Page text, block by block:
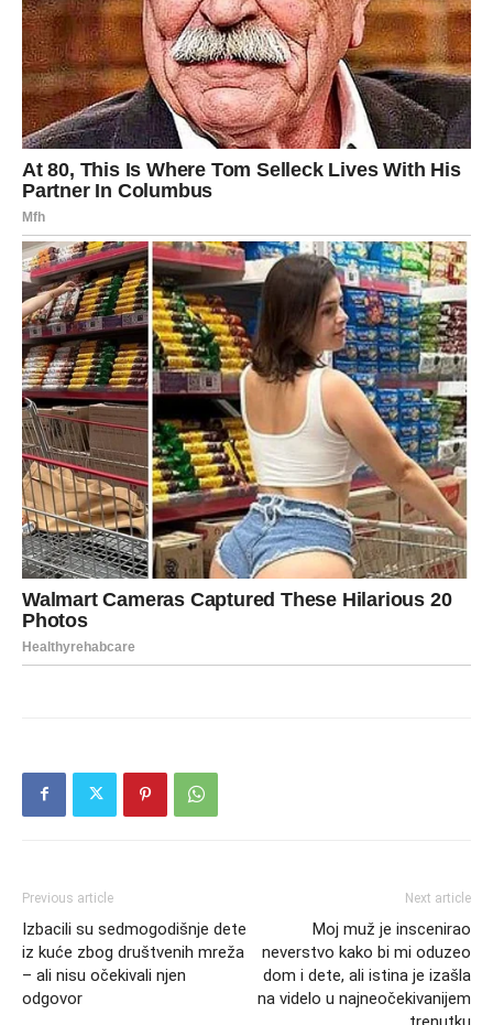
Previous article
Izbacili su sedmogodišnje dete
iz kuće zbog društvenih mreža
– ali nisu očekivali njen
odgovor
Next article
Moj muž je inscenirao
neverstvo kako bi mi oduzeo
dom i dete, ali istina je izašla
na videlo u najneočekivanijem